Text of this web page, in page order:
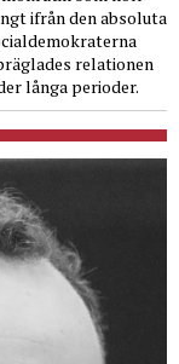
ifrån den absoluta
relationen
långa perioder.